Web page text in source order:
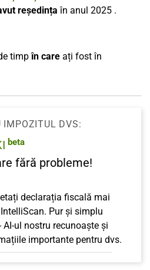
reședința în anul 2025 .
timpîn care ați fost în
IMPOZITUL DVS:
beta
fără probleme!
declarația fiscală mai
Pur și simplu
ul nostru recunoaște și
importante pentru dvs.